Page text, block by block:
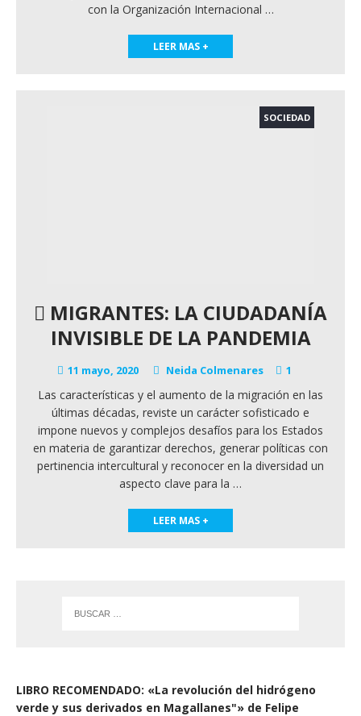
con la Organización Internacional …
LEER MAS +
SOCIEDAD
MIGRANTES: LA CIUDADANÍA
INVISIBLE DE LA PANDEMIA
11 mayo, 2020 Neida Colmenares 1
Las características y el aumento de la migración en las
últimas décadas, reviste un carácter sofisticado e
impone nuevos y complejos desafíos para los Estados
en materia de garantizar derechos, generar políticas con
pertinencia intercultural y reconocer en la diversidad un
aspecto clave para la …
LEER MAS +
LIBRO RECOMENDADO: «La revolución del hidrógeno
verde y sus derivados en Magallanes"» de Felipe